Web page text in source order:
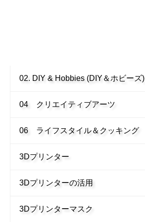
02. DIY & Hobbies (DIY＆ホビーズ)
04 クリエイティブアーツ
06 ライフスタイル＆クッキング
3Dプリンター
3Dプリンターの活用
3Dプリンターマスク